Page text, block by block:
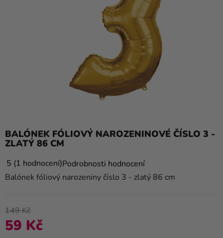
Dárky
a
Svátky
potřeby
Personalizované
BALÓNEK FÓLIOVÝ NAROZENINOVÉ ČÍSLO 3 -
ZLATÝ 86 CM
Průměrné
hodnocení
5,0
z
5
5 1 hodnoceníPodrobnosti hodnocení
Balónek fóliový narozeniny číslo 3 - zlatý 86 cm
149 Kč
59 Kč